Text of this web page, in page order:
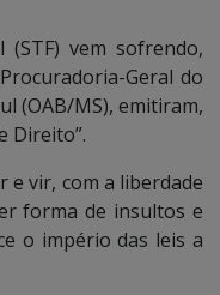
vem sofrendo,
Geral do
(OAB/MS), emitiram,
Direito”.
e vir, com a liberdade
forma de insultos e
o império das leis a